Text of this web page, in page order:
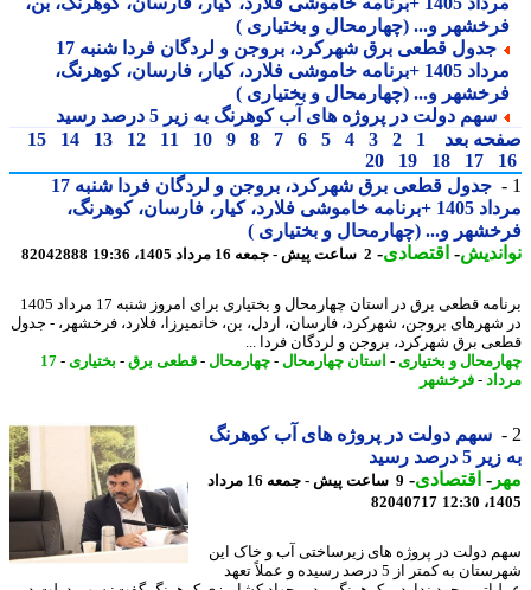
و... (چهارمحال و بختیاری )
جدول قطعی برق شهرکرد، بروجن و لردگان فردا شنبه 17
مرداد 1405 +برنامه خاموشی فلارد، کیار، فارسان، کوهرنگ،
و... (چهارمحال و بختیاری )
سهم دولت در پروژه های آب کوهرنگ به زیر 5 درصد رسید
بعد
1
2
3
4
5
6
7
8
9
10
11
12
13
14
15
17
18
19
20
جدول قطعی برق شهرکرد، بروجن و لردگان فردا شنبه 17
مرداد 1405 +برنامه خاموشی فلارد، کیار، فارسان، کوهرنگ،
و... (چهارمحال و بختیاری )
-اقتصادی-2 ساعت پیش - جمعه 16 مرداد 1405، 19:36 82042888
برنامه قطعی برق در استان چهارمحال و بختیاری برای امروز شنبه 17 مرداد 1405
بروجن، شهرکرد، فارسان، اردل، بن، خانمیرزا، فلارد، فرخشهر، - جدول
برق شهرکرد، بروجن و لردگان فردا ...
و بختیاری- استان چهارمحال-چهارمحال-قطعی برق - بختیاری-
17
-فرخشهر
سهم دولت در پروژه های آب کوهرنگ
درصد رسید
-اقتصادی-
9 ساعت پیش - جمعه 16 مرداد
82040717
دولت در پروژه های زیرساختی آب و خاک این
شهرستان به کمتر از 5 درصد رسیده و عملاً تعهد